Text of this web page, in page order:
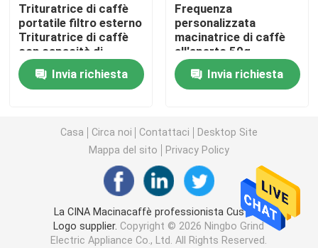
macinacaffè commerciale
Macinacaffè del touch screen
Caffè espresso Bean Grinder
Macinacaffè all'aperto
Macinacaffè della mano
Trituratrice di caffè
portatile filtro esterno
Trituratrice di caffè
con capacità di
triturazione di 50 g
Invia richiesta
Frequenza
personalizzata
macinatrice di caffè
all'aperto 50g
Capacità di
macinatura Velocità
rapida 260ROLLS/MIN
Invia richiesta
Casa Circa noi Contattaci
Desktop Site
Mappa del sito
Privacy Policy
La CINA Macinacaffè professionista Custom
Logo supplier. Copyright © 2026 Ningbo Grind
Electric Appliance Co., Ltd. All Rights Reserved.